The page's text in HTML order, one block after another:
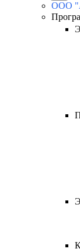
ООО